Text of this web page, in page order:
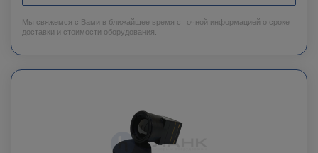
Мы свяжемся с Вами в ближайшее время с точной информацией о сроке
доставки и стоимости оборудования.